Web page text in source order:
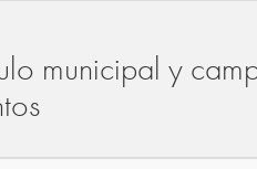
municipal y